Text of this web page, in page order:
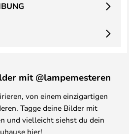
mit @lampemesteren
von einem einzigartigen
Tagge deine Bilder mit
und vielleicht siehst du dein
hier!